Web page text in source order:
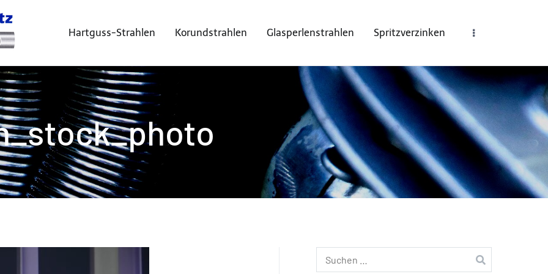
Sandstrahl-Centrum Miesitz
Hartguss-Strahlen Korundstrahlen Glasperlenstrahlen Spritzverzinken
Suchen